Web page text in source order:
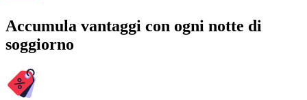
Accumula vantaggi con ogni notte di
soggiorno